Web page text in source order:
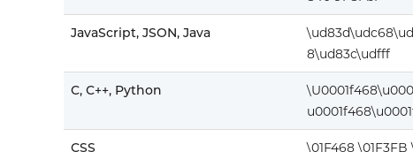
JavaScript, JSON, Java
8\ud83c\udfff
C, C++, Python
CSS \01F468